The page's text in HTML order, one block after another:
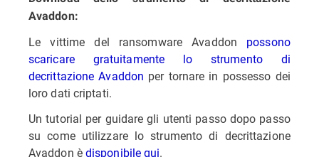
Avaddon:
Le vittime del ransomware Avaddon possono
scaricare gratuitamente lo strumento di
decrittazione Avaddon per tornare in possesso dei
loro dati criptati.
Un tutorial per guidare gli utenti passo dopo passo
su come utilizzare lo strumento di decrittazione
Avaddon èdisponibile qui.